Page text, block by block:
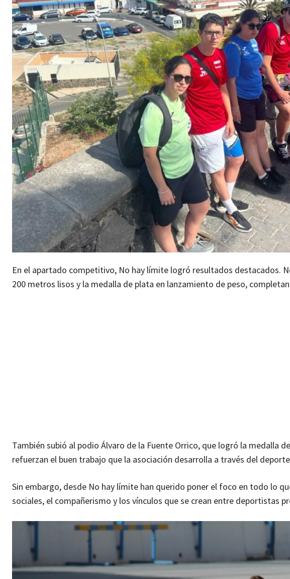
En el apartado competitivo, No hay límite logró resultados destacados.
200 metros lisos y la medalla de plata en lanzamiento de peso,
También subió al podio Álvaro de la Fuente Orrico, que logró la medalla
refuerzan el buen trabajo que la asociación desarrolla a través del
Sin embargo, desde No hay límite han querido poner el foco en todo lo
sociales, el compañerismo y los vínculos que se crean entre deportistas